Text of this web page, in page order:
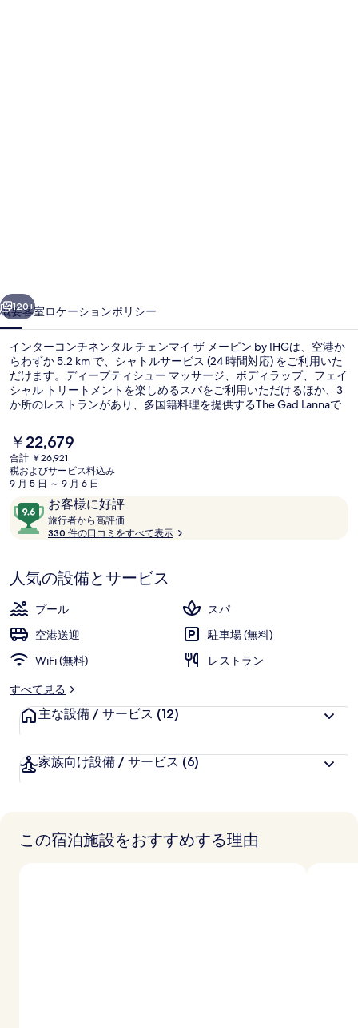
ネ
ン
タ
ル
チ
ェ
ン
マ
イ
ザ
ー
ピ
ン
by
IHG
次へ
120+
概要客室ロケーションポリシー
インターコンチネンタル チェンマイ ザ メーピン by IHGは、空港か
らわずか 5.2 km で、シャトルサービス (24 時間対応) をご利用いた
だけます。ディープティシュー マッサージ、ボディラップ、フェイ
シャル トリートメントを楽しめるスパをご利用いただけるほか、3
か所のレストランがあり、多国籍料理を提供するThe Gad Lannaで
設備として、この高級ホテルには 2 つの屋外プール、キッズクラブ
(無料)、およびプールサイドバーが備わっています。旅行者は親切
なスタッフを評価しています。
現
在
の
料
は
￥22,679
￥22,679
合計 ￥26,921
税およびサービス料込み
9 月 5 日 ～ 9 月 6 日
口
コ
ミ
お客様に好評
10
段
階
9.6、
お
客
様
に
好
件
の
ミ
旅行者から高評価
行
ら
330 件の口コミをすべて表示
人気の設備とサービス
プール
スパ
空港送迎
駐車場 (無料)
WiFi (無料)
レストラン
すべて見る
主な設備 / サービス (12)
家族向け設備 / サービス (6)
この宿泊施設をおすすめする理由